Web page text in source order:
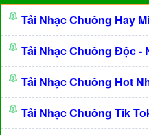
Tải Nhạc Chuông Hay
Tải Nhạc Chuông Độc -
Tải Nhạc Chuông Hot
Tải Nhạc Chuông Tik